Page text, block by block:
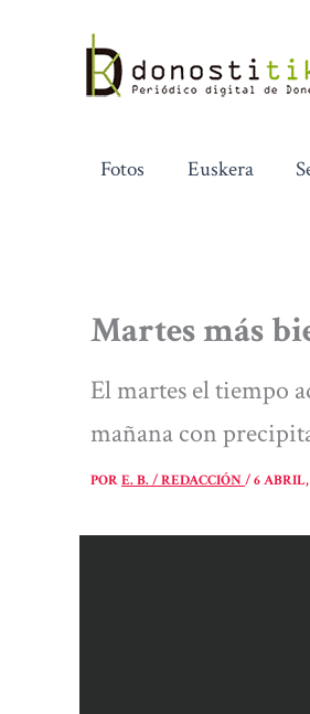
contenido
Fotos Euskera
Martes más
El martes el tiempo
mañana con
PORE. B. / REDACCIÓN/6 ABRIL,